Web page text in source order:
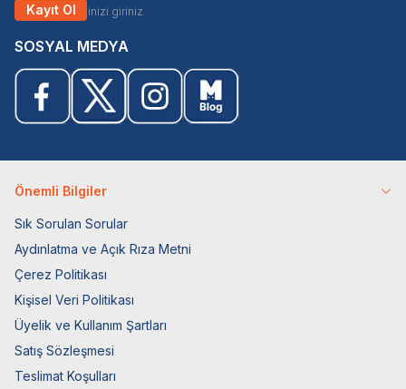
Kayıt Ol
SOSYAL MEDYA
Önemli Bilgiler
Sık Sorulan Sorular
Aydınlatma ve Açık Rıza Metni
Çerez Politikası
Kişisel Veri Politikası
Üyelik ve Kullanım Şartları
Satış Sözleşmesi
Teslimat Koşulları